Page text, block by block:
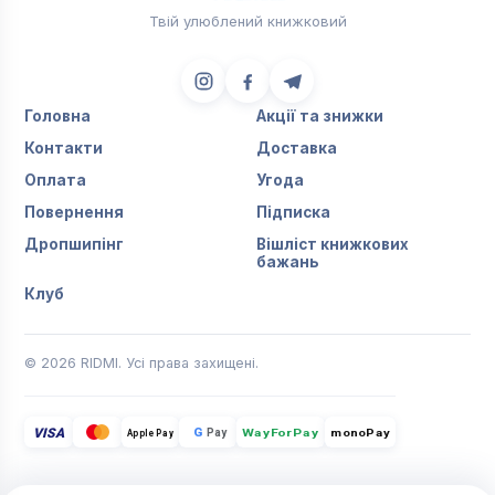
Твій улюблений книжковий
Головна
Акції та знижки
Контакти
Доставка
Оплата
Угода
Повернення
Підписка
Дропшипінг
Вішліст книжкових
бажань
Клуб
© 2026 RIDMI. Усі права захищені.
VISA Apple Pay G Pay WayForPay monoPay